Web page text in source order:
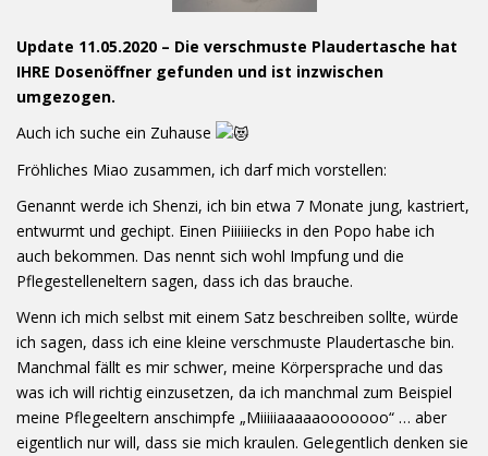
Update 11.05.2020 – Die verschmuste Plaudertasche hat
IHRE Dosenöffner gefunden und ist inzwischen
umgezogen.
Auch ich suche ein Zuhause
Fröhliches Miao zusammen, ich darf mich vorstellen:
Genannt werde ich Shenzi, ich bin etwa 7 Monate jung, kastriert,
entwurmt und gechipt. Einen Piiiiiiecks in den Popo habe ich
auch bekommen. Das nennt sich wohl Impfung und die
Pflegestelleneltern sagen, dass ich das brauche.
Wenn ich mich selbst mit einem Satz beschreiben sollte, würde
ich sagen, dass ich eine kleine verschmuste Plaudertasche bin.
Manchmal fällt es mir schwer, meine Körpersprache und das
was ich will richtig einzusetzen, da ich manchmal zum Beispiel
meine Pflegeeltern anschimpfe „Miiiiiaaaaaooooooo“ … aber
eigentlich nur will, dass sie mich kraulen. Gelegentlich denken sie